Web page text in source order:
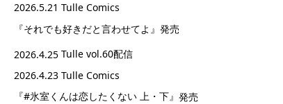
2026.5.21 Tulle Comics
『それでも好きだと言わせてよ』 発売
2026.4.25 Tulle vol.60配信
2026.4.23 Tulle Comics
『#氷室くんは恋したくない 上・下』 発売